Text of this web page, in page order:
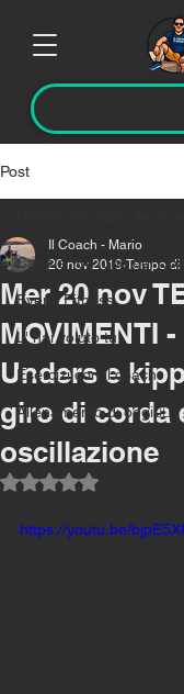
Post
Canale YouTube del
Eventi Fitness
L' hai voluto tu!
Esercizi con il coach
Allenamento di oggi🏃‍♂️
Mer 20 nov
MOVIMENTI
Unders e
giro di corda
oscillazione
Il Coach - Mario
20 nov 2019 Tempo di
Valutazione NaN
https://youtu.be/